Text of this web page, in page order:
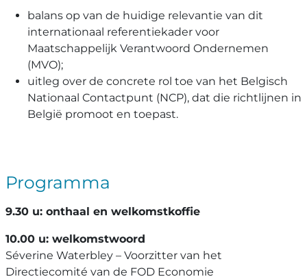
balans op van de huidige relevantie van dit
internationaal referentiekader voor
Maatschappelijk Verantwoord Ondernemen
(MVO);
uitleg over de concrete rol toe van het Belgisch
Nationaal Contactpunt (NCP), dat die richtlijnen in
België promoot en toepast.
Programma
9.30 u: onthaal en welkomstkoffie
10.00 u: welkomstwoord
Séverine Waterbley – Voorzitter van het
Directiecomité van de FOD Economie